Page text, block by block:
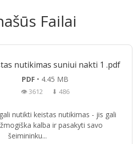
Failai
nutikimas suniui nakti 1 .pdf
PDF• 4.45 MB
👁 3612 ⬇ 486
nutikti keistas nutikimas - jis gali
kalba ir pasakyti savo
šeimininku...